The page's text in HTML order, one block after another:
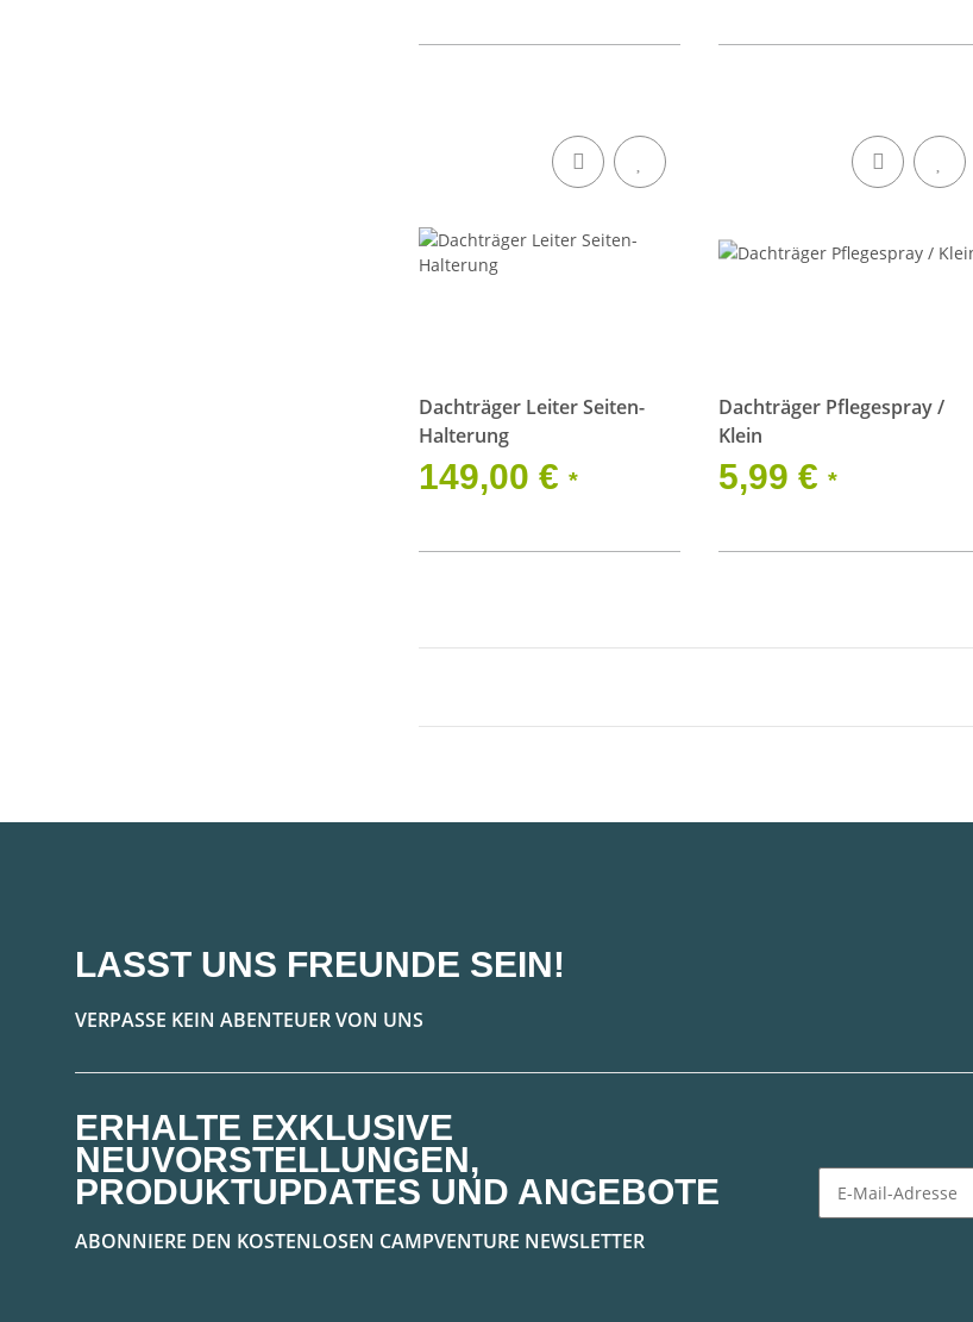
Dachträger Leiter Seiten-
Halterung
149,00 € *
Dachträger Pflegespray /
Klein
5,99 € *
LASST UNS FREUNDE SEIN!
VERPASSE KEIN ABENTEUER VON UNS
ERHALTE EXKLUSIVE
NEUVORSTELLUNGEN,
PRODUKTUPDATES UND ANGEBOTE
ABONNIERE DEN KOSTENLOSEN CAMPVENTURE NEWSLETTER